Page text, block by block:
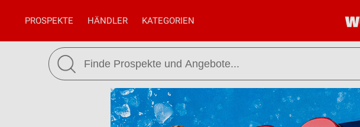
PROSPEKTE HÄNDLER KATEGORIEN